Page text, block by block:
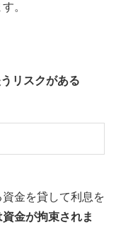
。
リスクがある
金を貸して利息を
金が拘束されま